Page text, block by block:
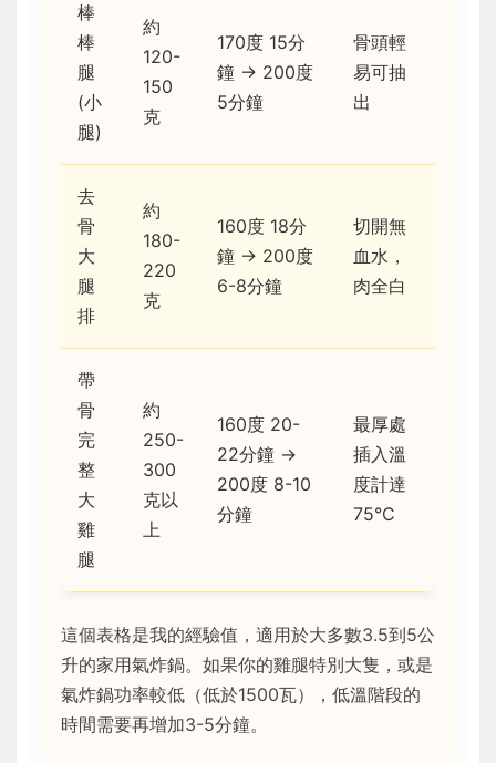
棒
棒
腿
(小
腿)
約
120-
150
克
170度 15分
鐘 → 200度
5分鐘
骨頭輕
易可抽
出
去
骨
大
腿
排
約
180-
220
克
160度 18分
鐘 → 200度
6-8分鐘
切開無
血水，
肉全白
帶
骨
完
整
大
雞
腿
約
250-
300
克以
上
160度 20-
22分鐘 →
200度 8-10
分鐘
最厚處
插入溫
度計達
75°C
這個表格是我的經驗值，適用於大多數3.5到5公
升的家用氣炸鍋。如果你的雞腿特別大隻，或是
氣炸鍋功率較低（低於1500瓦），低溫階段的
時間需要再增加3-5分鐘。